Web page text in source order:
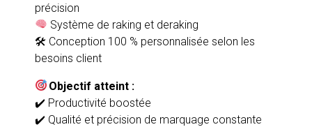
précision
Système de raking et deraking
🛠 ️ Conception 100 % personnalisée selon les
besoins client
Objectif atteint :
✔ ️ Productivité boostée
✔ ️ Qualité et précision de marquage constante